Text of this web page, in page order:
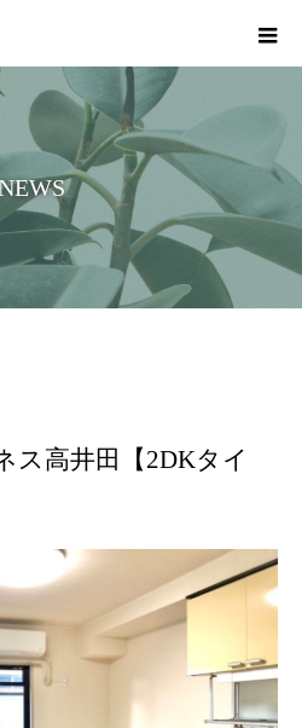
ス高井田【2DKタイ